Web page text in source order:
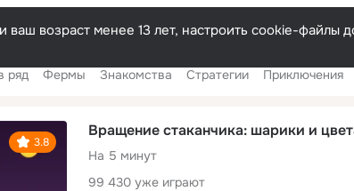
Русский
возраст менее 13 лет, настроить cookie-файлы
ряд Фермы Знакомства Стратегии Приключения
3.8
Вращение стаканчика: шарики и
На 5 минут
99 430 уже играют